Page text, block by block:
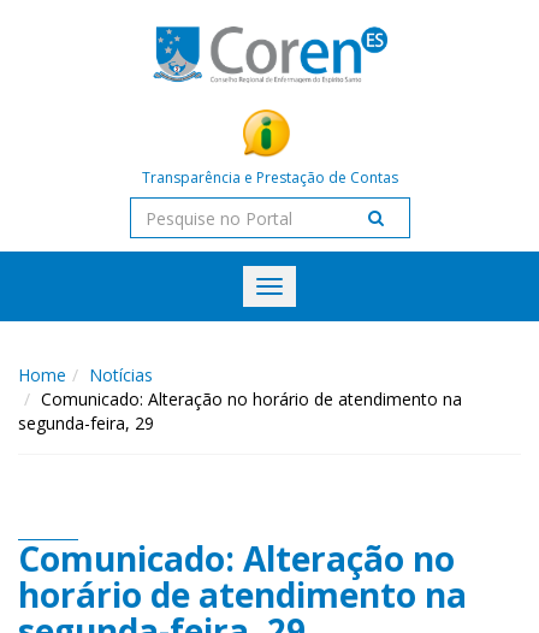
Transparência e Prestação de Contas
Toggle
navigation
Home
Notícias
Comunicado: Alteração no horário de atendimento na
segunda-feira, 29
Comunicado: Alteração no
horário de atendimento na